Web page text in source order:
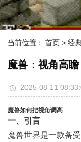
当前位置： 首页 > 经
魔兽：视角高
2025-08-11
魔兽如何把视角调高
一、引言
魔兽世界是一款备